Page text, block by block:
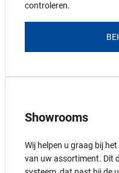
controleren.
Showrooms
Wij helpen u graag bij
van uw assortiment. Dit